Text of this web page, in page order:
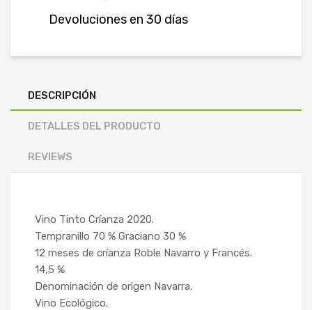
Devoluciones en 30 días
DESCRIPCIÓN
DETALLES DEL PRODUCTO
REVIEWS
Vino Tinto Críanza 2020.
Tempranillo 70 % Graciano 30 %
12 meses de críanza Roble Navarro y Francés.
14,5 %
Denominación de origen Navarra.
Vino Ecológico.